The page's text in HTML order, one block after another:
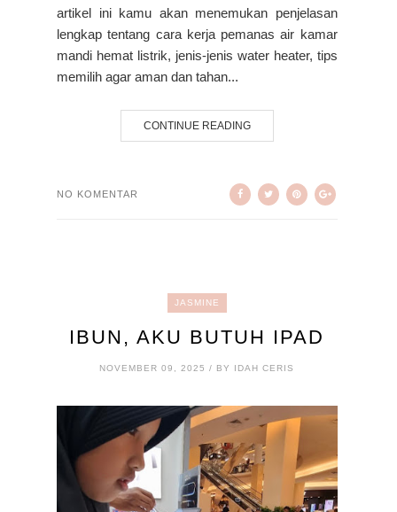
artikel ini kamu akan menemukan penjelasan
lengkap tentang cara kerja pemanas air kamar
mandi hemat listrik, jenis-jenis water heater, tips
memilih agar aman dan tahan...
CONTINUE READING
NO KOMENTAR
JASMINE
IBUN, AKU BUTUH IPAD
NOVEMBER 09, 2025 / BY IDAH CERIS